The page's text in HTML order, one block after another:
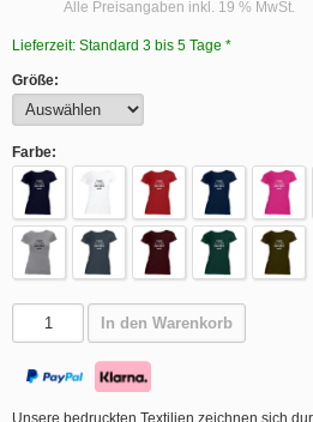
Alle Preisangaben inkl. 19 % MwSt.
Lieferzeit: Standard 3 bis 5 Tage *
Größe:
Farbe:
In den Warenkorb
Unsere bedruckten Textilien zeichnen sich